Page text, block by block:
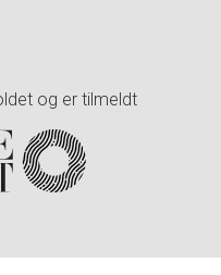
og er tilmeldt